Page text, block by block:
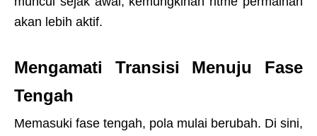
akan lebih aktif.
Mengamati Transisi Menuju Fase
Tengah
Memasuki fase tengah, pola mulai berubah. Di sini,